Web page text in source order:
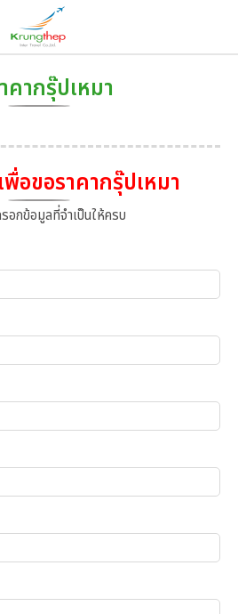
คากรุ๊ปเหมา
เพื่อขอราคากรุ๊ปเหมา
กข้อมูลที่จำเป็นให้ครบ